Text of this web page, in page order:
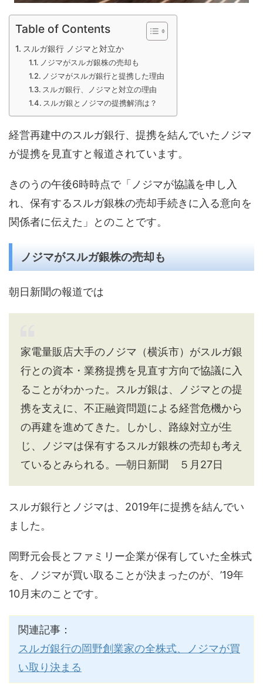
Table of Contents
スルガ銀行 ノジマと対立か
ノジマがスルガ銀株の売却も
ノジマがスルガ銀行と提携した理由
スルガ銀行、ノジマと対立の理由
スルガ銀とノジマの提携解消は？
経営再建中のスルガ銀行、提携を結んでいたノジマ
が提携を見直すと報道されています。
きのうの午後6時時点で「ノジマが協議を申し入
れ、保有するスルガ銀株の売却手続きに入る意向を
関係者に伝えた」とのことです。
ノジマがスルガ銀株の売却も
朝日新聞の報道では
家電量販店大手のノジマ（横浜市）がスルガ銀
行との資本・業務提携を見直す方向で協議に入
ることがわかった。スルガ銀は、ノジマとの提
携を支えに、不正融資問題による経営危機から
の再建を進めてきた。しかし、路線対立が生
じ、ノジマは保有するスルガ銀株の売却も考え
ているとみられる。―朝日新聞 ５月27日
スルガ銀行とノジマは、2019年に提携を結んでい
ました。
岡野元会長とファミリー企業が保有していた全株式
を、ノジマが買い取ることが決まったのが、’19年
10月末のことです。
関連記事：
スルガ銀行の岡野創業家の全株式、ノジマが買
い取り決まる